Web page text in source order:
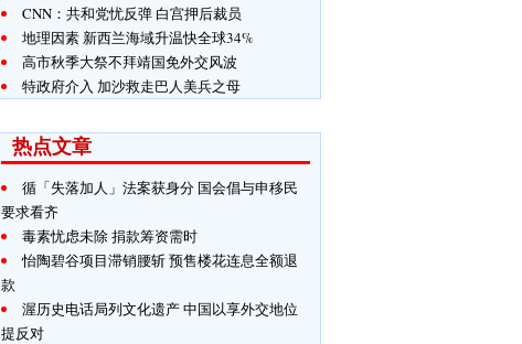
CNN：共和党忧反弹 白宫押后裁员
地理因素 新西兰海域升温快全球34%
高市秋季大祭不拜靖国免外交风波
特政府介入 加沙救走巴人美兵之母
热点文章
循「失落加人」法案获身分 国会倡与申移民
要求看齐
毒素忧虑未除 捐款筹资需时
怡陶碧谷项目滞销腰斩 预售楼花连息全额退
款
渥历史电话局列文化遗产 中国以享外交地位
提反对